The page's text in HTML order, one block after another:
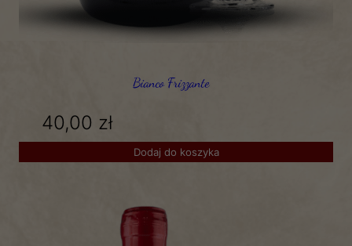
Bianco Frizzante
40,00 zł
Dodaj do koszyka